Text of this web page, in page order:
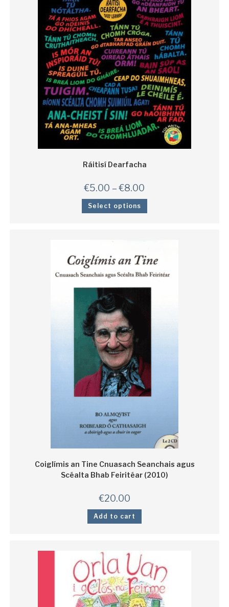
Ráitisí Dearfacha
€5.00 – €8.00
Select options
Coiglímis an Tine Cnuasach Seanchais agus
Scéalta Bhab Feiritéar (2010)
€20.00
Add to cart